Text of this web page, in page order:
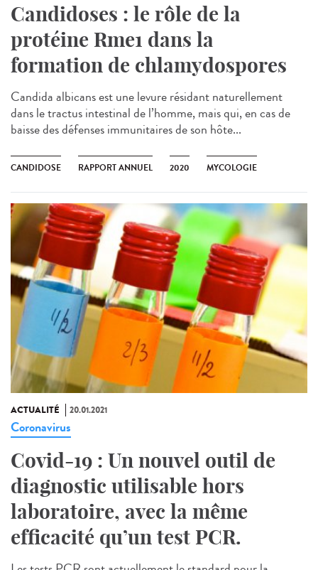
Candidoses : le rôle de la
protéine Rme1 dans la
formation de chlamydospores
Candida albicans est une levure résidant naturellement
dans le tractus intestinal de l’homme, mais qui, en cas de
baisse des défenses immunitaires de son hôte...
CANDIDOSE RAPPORT ANNUEL 2020 MYCOLOGIE
ACTUALITÉ 20.01.2021
Coronavirus
Covid-19 : Un nouvel outil de
diagnostic utilisable hors
laboratoire, avec la même
efficacité qu’un test PCR.